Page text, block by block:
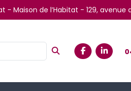
Maison de l’Habitat - 129, avenue